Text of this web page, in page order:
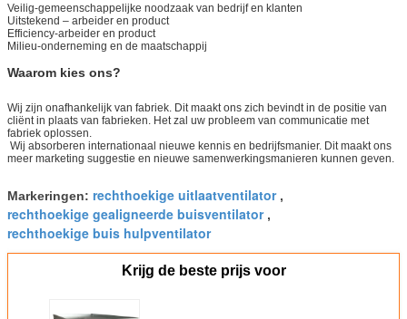
Veilig-gemeenschappelijke noodzaak van bedrijf en klanten
Uitstekend – arbeider en product
Efficiency-arbeider en product
Milieu-onderneming en de maatschappij
Waarom kies ons?
Wij zijn onafhankelijk van fabriek. Dit maakt ons zich bevindt in de positie van
cliënt in plaats van fabrieken. Het zal uw probleem van communicatie met
fabriek oplossen.
Wij absorberen internationaal nieuwe kennis en bedrijfsmanier. Dit maakt ons
meer marketing suggestie en nieuwe samenwerkingsmanieren kunnen geven.
Markeringen: rechthoekige uitlaatventilator,
rechthoekige gealigneerde buisventilator,
rechthoekige buis hulpventilator
Krijg de beste prijs voor